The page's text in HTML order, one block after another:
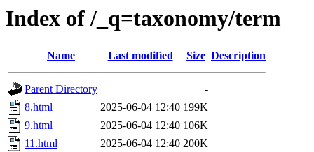
Index of /_q=taxonomy/term
Name Last modified Size Description
Parent Directory
-
8.html
2025-06-04 12:40 199K
9.html
2025-06-04 12:40 106K
11.html
2025-06-04 12:40 200K